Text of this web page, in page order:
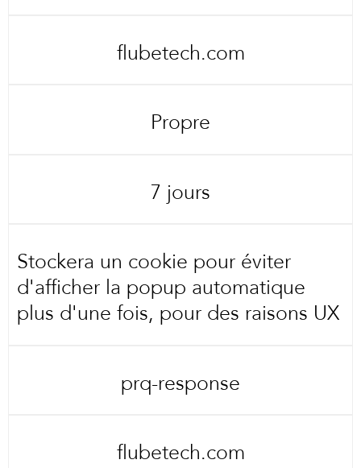
flubetech.com
Propre
7 jours
Stockera un cookie pour éviter
d'afficher la popup automatique
plus d'une fois, pour des raisons UX
prq-response
flubetech.com